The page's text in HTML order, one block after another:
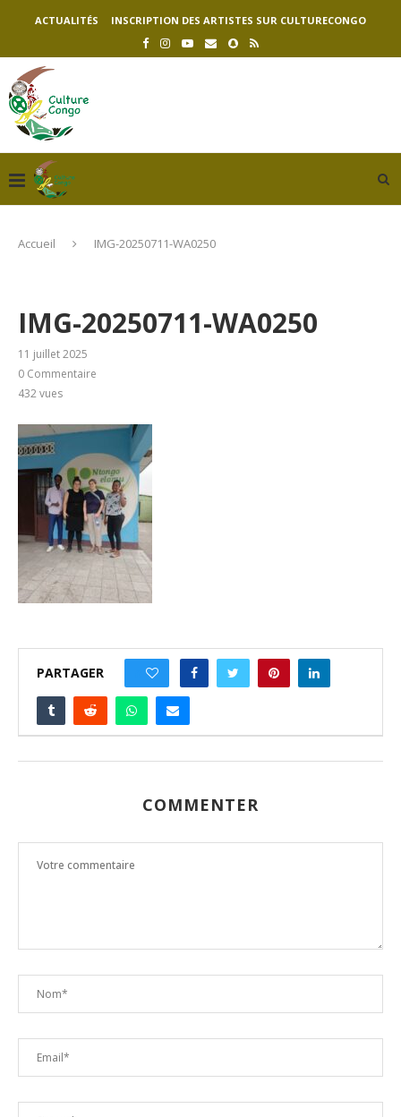
ACTUALITÉS INSCRIPTION DES ARTISTES SUR CULTURECONGO
Accueil IMG-20250711-WA0250
IMG-20250711-WA0250
11 juillet 2025
0 Commentaire
432vues
PARTAGER
COMMENTER